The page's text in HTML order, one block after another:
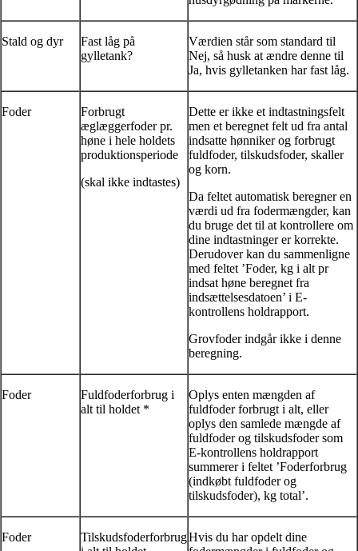
Stald og dyr
Fast låg på
gylletank?
Værdien står som standard til
Nej, så husk at ændre denne til
Ja, hvis gylletanken har fast låg.
Foder
Forbrugt
æglæggerfoder pr.
høne i hele holdets
produktionsperiode
(skal ikke indtastes)
Dette er ikke et indtastningsfelt
men et beregnet felt ud fra antal
indsatte hønniker og forbrugt
fuldfoder, tilskudsfoder, skaller
og korn.
Da feltet automatisk beregner en
værdi ud fra fodermængder, kan
du bruge det til at kontrollere om
dine indtastninger er korrekte.
Derudover kan du sammenligne
med feltet ’Foder, kg i alt pr
indsat høne beregnet fra
indsættelsesdatoen’ i E-
kontrollens holdrapport.
Grovfoder indgår ikke i denne
beregning.
Foder
Fuldfoderforbrug i
alt til holdet *
Oplys enten mængden af
fuldfoder forbrugt i alt, eller
oplys den samlede mængde af
fuldfoder og tilskudsfoder som
E-kontrollens holdrapport
summerer i feltet ’Foderforbrug
(indkøbt fuldfoder og
tilskudsfoder), kg total’.
Foder
TilskudsfoderforbrugHvis du har opdelt dine